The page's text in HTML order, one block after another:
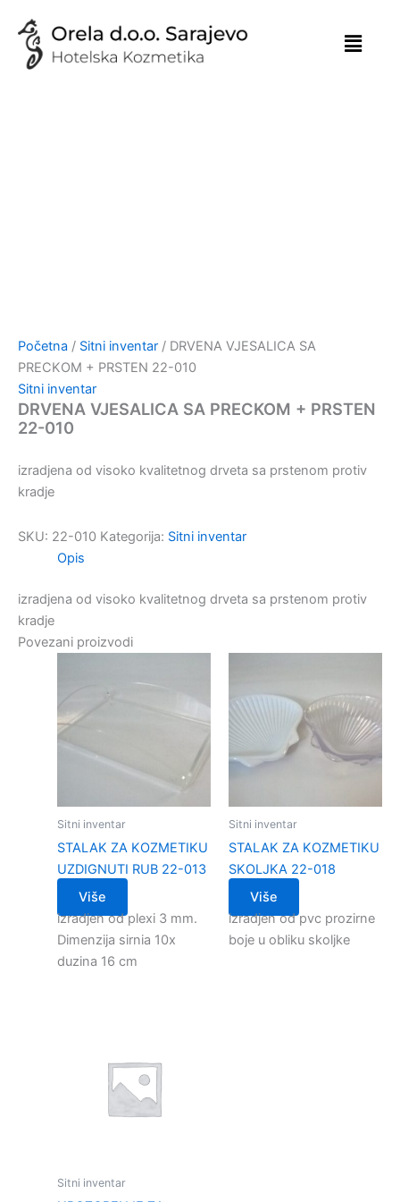
content
Početna / Sitni inventar / DRVENA VJESALICA SA
PRECKOM + PRSTEN 22-010
Sitni inventar
DRVENA VJESALICA SA PRECKOM + PRSTEN
22-010
izradjena od visoko kvalitetnog drveta sa prstenom protiv
kradje
SKU: 22-010 Kategorija: Sitni inventar
Opis
izradjena od visoko kvalitetnog drveta sa prstenom protiv
kradje
Povezani proizvodi
Sitni inventar
STALAK ZA KOZMETIKU
UZDIGNUTI RUB 22-013
Više
izradjen od plexi 3 mm.
Dimenzija sirnia 10x
duzina 16 cm
Sitni inventar
STALAK ZA KOZMETIKU
SKOLJKA 22-018
Više
izradjen od pvc prozirne
boje u obliku skoljke
Sitni inventar